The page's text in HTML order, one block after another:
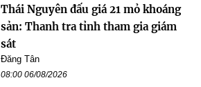
Thái Nguyên đấu giá 21 mỏ khoáng
sản: Thanh tra tỉnh tham gia giám
sát
Đăng Tân
08:00 06/08/2026